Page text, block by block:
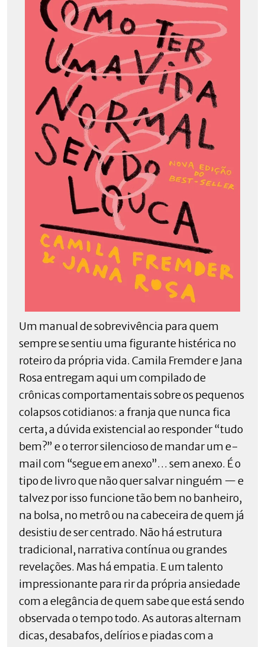
Um manual de sobrevivência para quem
sempre se sentiu uma figurante histérica no
roteiro da própria vida. Camila Fremder e Jana
Rosa entregam aqui um compilado de
crônicas comportamentais sobre os pequenos
colapsos cotidianos: a franja que nunca fica
certa, a dúvida existencial ao responder “tudo
bem?” e o terror silencioso de mandar um e-
mail com “segue em anexo”… sem anexo. É o
tipo de livro que não quer salvar ninguém — e
talvez por isso funcione tão bem no banheiro,
na bolsa, no metrô ou na cabeceira de quem já
desistiu de ser centrado. Não há estrutura
tradicional, narrativa contínua ou grandes
revelações. Mas há empatia. E um talento
impressionante para rir da própria ansiedade
com a elegância de quem sabe que está sendo
observada o tempo todo. As autoras alternam
dicas, desabafos, delírios e piadas com a